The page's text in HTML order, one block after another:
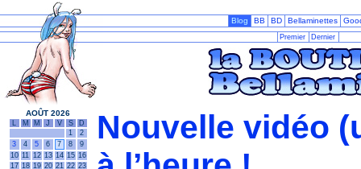
Blog BB BD Bellaminettes
Premier Dernier
AOÛT 2026
L M M J V S
D
1
2
3
4 5 6 7 8
9
10 11 12 13 14 15 16
17 18 19 20 21 22 23
Nouvelle vidéo